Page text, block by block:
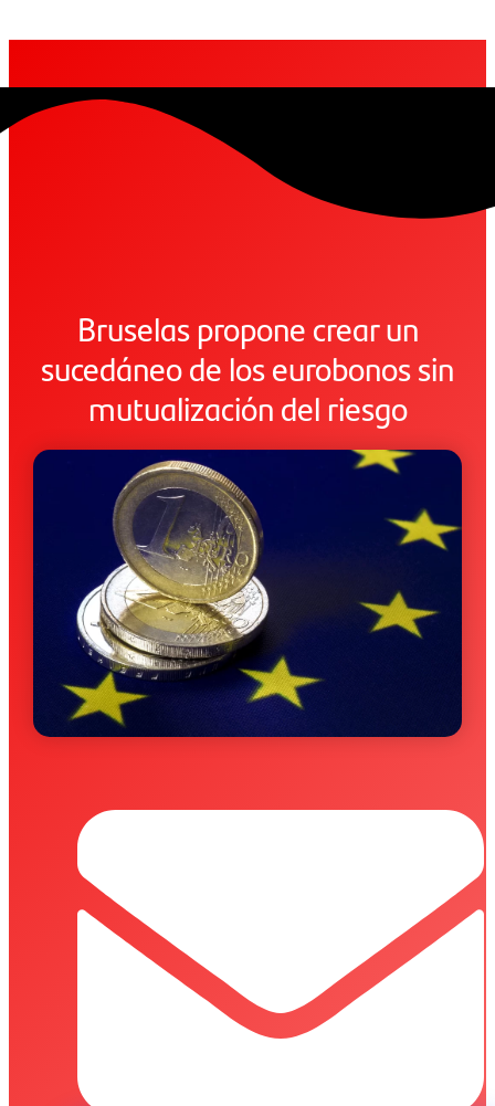
Bruselas propone crear un
sucedáneo de los eurobonos sin
mutualización del riesgo